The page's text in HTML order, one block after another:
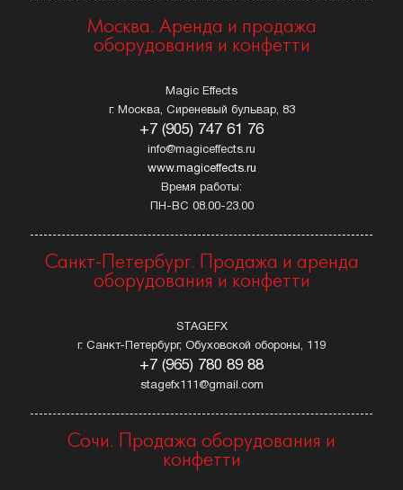
Москва. Аренда и продажа
оборудования и конфетти
Magic Effects
г. Москва, Сиреневый бульвар, 83
+7 (905) 747 61 76
info@magiceffects.ru
www.magiceffects.ru
Время работы:
ПН-ВС 08.00-23.00
Санкт-Петербург. Продажа и аренда
оборудования и конфетти
STAGEFX
г. Санкт-Петербург, Обуховской обороны, 119
+7 (965) 780 89 88
stagefx111@gmail.com
Сочи. Продажа оборудования и
конфетти